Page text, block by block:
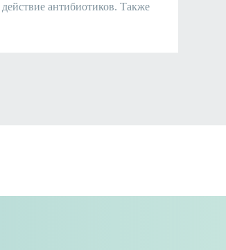
антибиотиков. Также